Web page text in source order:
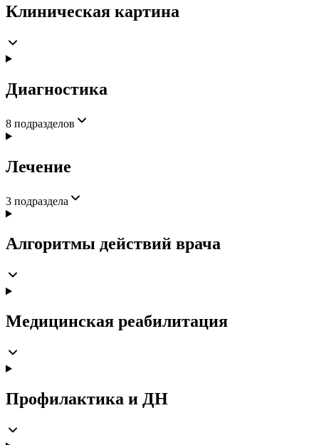
Клиническая картина
Диагностика
8 подразделов
Лечение
3 подраздела
Алгоритмы действий врача
Медицинская реабилитация
Профилактика и ДН